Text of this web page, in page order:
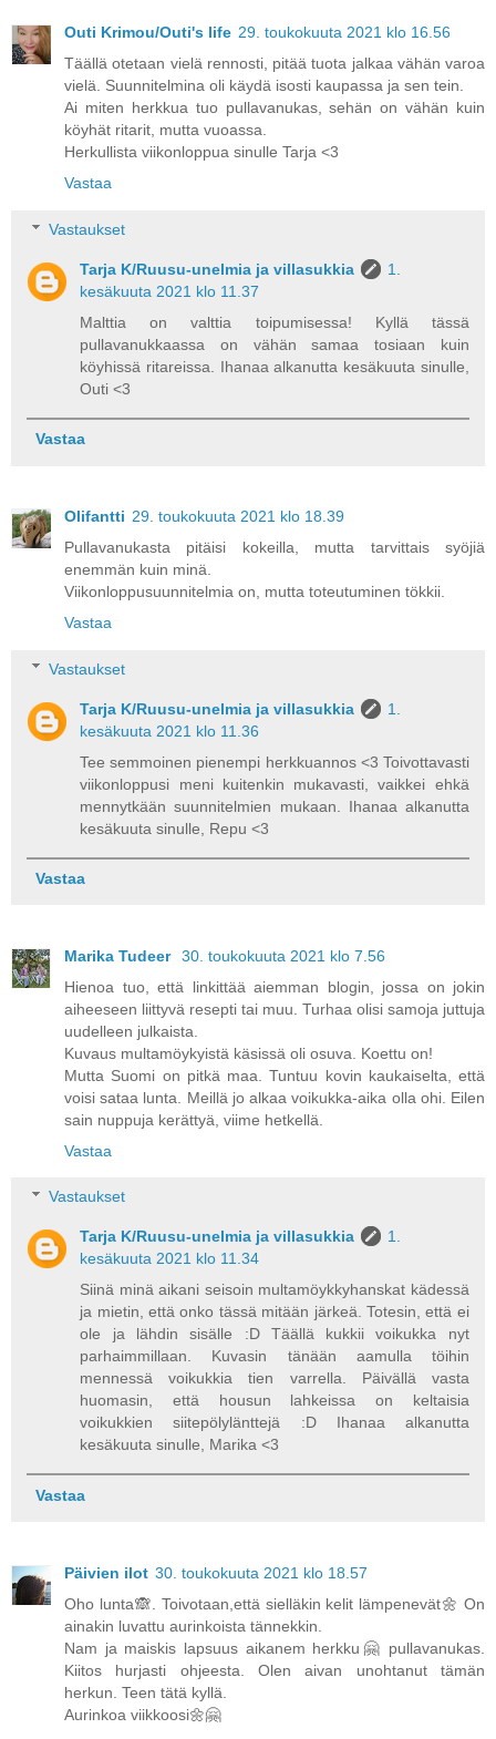
Outi Krimou/Outi's life 29. toukokuuta 2021 klo 16.56
Täällä otetaan vielä rennosti, pitää tuota jalkaa vähän varoa
vielä. Suunnitelmina oli käydä isosti kaupassa ja sen tein.
Ai miten herkkua tuo pullavanukas, sehän on vähän kuin
köyhät ritarit, mutta vuoassa.
Herkullista viikonloppua sinulle Tarja <3
Vastaa
Vastaukset
Tarja K/Ruusu-unelmia ja villasukkia
1.
kesäkuuta 2021 klo 11.37
Malttia on valttia toipumisessa! Kyllä tässä
pullavanukkaassa on vähän samaa tosiaan kuin
köyhissä ritareissa. Ihanaa alkanutta kesäkuuta sinulle,
Outi <3
Vastaa
Olifantti 29. toukokuuta 2021 klo 18.39
Pullavanukasta pitäisi kokeilla, mutta tarvittais syöjiä
enemmän kuin minä.
Viikonloppusuunnitelmia on, mutta toteutuminen tökkii.
Vastaa
Vastaukset
Tarja K/Ruusu-unelmia ja villasukkia
1.
kesäkuuta 2021 klo 11.36
Tee semmoinen pienempi herkkuannos <3 Toivottavasti
viikonloppusi meni kuitenkin mukavasti, vaikkei ehkä
mennytkään suunnitelmien mukaan. Ihanaa alkanutta
kesäkuuta sinulle, Repu <3
Vastaa
Marika Tudeer 30. toukokuuta 2021 klo 7.56
Hienoa tuo, että linkittää aiemman blogin, jossa on jokin
aiheeseen liittyvä resepti tai muu. Turhaa olisi samoja juttuja
uudelleen julkaista.
Kuvaus multamöykyistä käsissä oli osuva. Koettu on!
Mutta Suomi on pitkä maa. Tuntuu kovin kaukaiselta, että
voisi sataa lunta. Meillä jo alkaa voikukka-aika olla ohi. Eilen
sain nuppuja kerättyä, viime hetkellä.
Vastaa
Vastaukset
Tarja K/Ruusu-unelmia ja villasukkia
1.
kesäkuuta 2021 klo 11.34
Siinä minä aikani seisoin multamöykkyhanskat kädessä
ja mietin, että onko tässä mitään järkeä. Totesin, että ei
ole ja lähdin sisälle :D Täällä kukkii voikukka nyt
parhaimmillaan. Kuvasin tänään aamulla töihin
mennessä voikukkia tien varrella. Päivällä vasta
huomasin, että housun lahkeissa on keltaisia
voikukkien siitepölylänttejä :D Ihanaa alkanutta
kesäkuuta sinulle, Marika <3
Vastaa
Päivien ilot 30. toukokuuta 2021 klo 18.57
Oho lunta🙈. Toivotaan,että sielläkin kelit lämpenevät🌼 On
ainakin luvattu aurinkoista tännekkin.
Nam ja maiskis lapsuus aikanem herkku🤗 pullavanukas.
Kiitos hurjasti ohjeesta. Olen aivan unohtanut tämän
herkun. Teen tätä kyllä.
Aurinkoa viikkoosi🌼🤗